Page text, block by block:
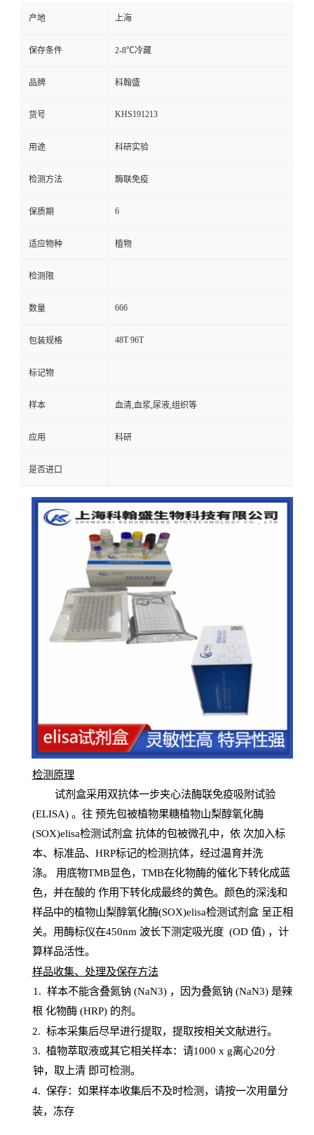
产地 上海
保存条件 2-8℃冷藏
品牌 科翰盛
货号 KHS191213
用途 科研实验
检测方法 酶联免疫
保质期 6
适应物种 植物
检测限
数量 666
包装规格 48T 96T
标记物
样本 血清,血浆,尿液,组织等
应用 科研
是否进口
检测原理
试剂盒采用双抗体一步夹心法酶联免疫吸附试验
(ELISA) 。往 预先包被植物果糖植物山梨醇氧化酶
(SOX)elisa检测试剂盒抗体的包被微孔中，依 次加入标
本、标准品、 HRP标记的检测抗体，经过温育并洗
涤。 用底物TMB显色， TMB在化物酶的催化下转化成蓝
色，并在酸的 作用下转化成最终的黄色。颜色的深浅和
样品中的植物山梨醇氧化酶(SOX)elisa检测试剂盒呈正相
关。用酶标仪在450nm 波长下测定吸光度 (OD 值) ，计
算样品活性。
样品收集、处理及保存方法
1 . 样本不能含叠氮钠(NaN3) ，因为叠氮钠 (NaN3) 是辣
根 化物酶(HRP) 的剂。
2. 标本采集后尽早进行提取，提取按相关文献进行。
3. 植物萃取液或其它相关样本：请1000 x g离心20分
钟，取上清 即可检测。
4. 保存：如果样本收集后不及时检测，请按一次用量分
装，冻存